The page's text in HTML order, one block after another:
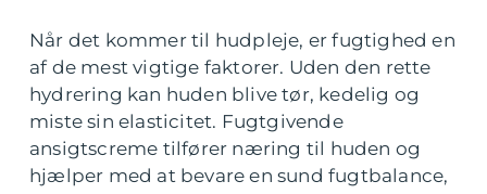
Når det kommer til hudpleje, er fugtighed en
af de mest vigtige faktorer. Uden den rette
hydrering kan huden blive tør, kedelig og
miste sin elasticitet. Fugtgivende
ansigtscreme tilfører næring til huden og
hjælper med at bevare en sund fugtbalance,